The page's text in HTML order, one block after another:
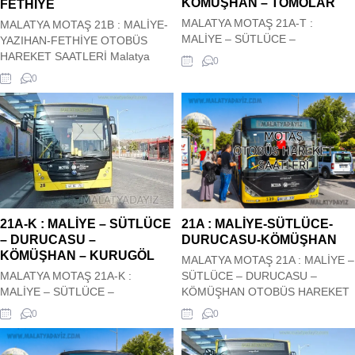
SAATLERİ
FETHİYE
MALATYA MOTAŞ 21B : MALİYE-
YAZIHAN-FETHİYE OTOBÜS
HAREKET SAATLERİ Malatya
Motaş Şehir içi 21B : MALİYE-
YAZIHAN-FETHİYE Otobüs Kalkış
saatleri siz değerli
ziyaretçilerimizin hizmetindedir.
Hareket saatleri güncel olup
sitemiz tarafından güncel olarak
çekilmektedir. 21B : MALİYE-
YAZIHAN-FETHİYE OTOBÜS
HAREKET SAATLERİ
0
MALATYA MOTAŞ 21A-T :
MALİYE – SÜTLÜCE –
DURUCASU – KÖMÜŞHAN –
TOMOLAR OTOBÜS HAREKET
21A-T : MALİYE – SÜTLÜCE –
DURUCASU – KÖMÜŞHAN –
TOMOLAR Otobüs Kalkış saatleri
siz değerli ziyaretçilerimizin
hizmetindedir. Hareket saatleri
güncel olup sitemiz tarafından
güncel olarak çekilmektedir. 21A-
T :...
0
21A-K : MALİYE – SÜTLÜCE
– DURUCASU –
KÖMÜŞHAN – KURUGÖL
MALATYA MOTAŞ 21A-K :
MALİYE – SÜTLÜCE –
DURUCASU – KÖMÜŞHAN –
KURUGÖL OTOBÜS HAREKET
SAATLERİ Malatya Motaş Şehir içi
0
21A : MALİYE-SÜTLÜCE-
DURUCASU-KÖMÜŞHAN
MALATYA MOTAŞ 21A : MALİYE –
SÜTLÜCE – DURUCASU –
KÖMÜŞHAN OTOBÜS HAREKET
SAATLERİ Malatya Motaş Şehir içi
21A : MALİYE – SÜTLÜCE –
DURUCASU – KÖMÜŞHAN
0